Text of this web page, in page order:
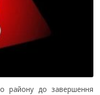
району до завершення